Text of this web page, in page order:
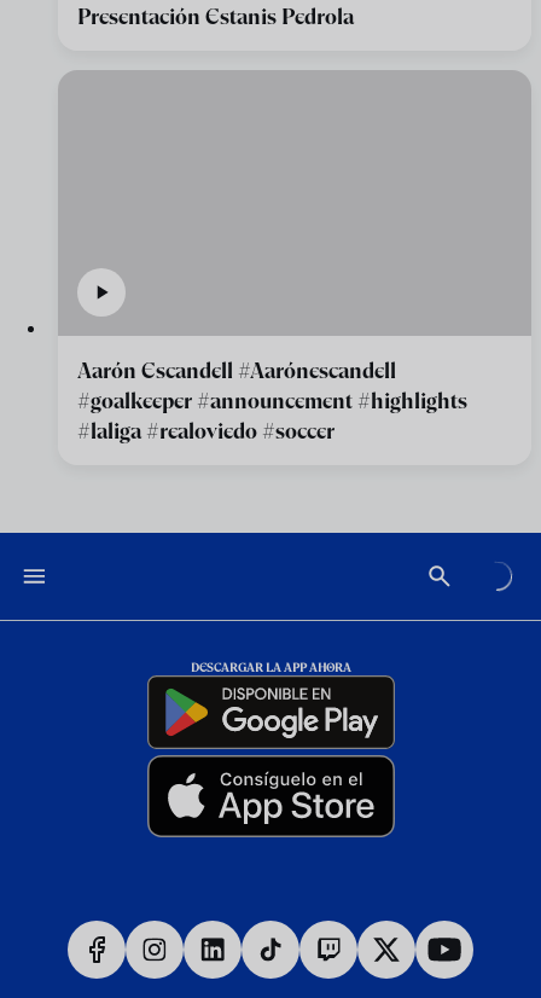
Presentación Estanis Pedrola
Aarón Escandell #Aarónescandell
#goalkeeper #announcement #highlights
#laliga #realoviedo #soccer
DESCARGAR LA APP AHORA